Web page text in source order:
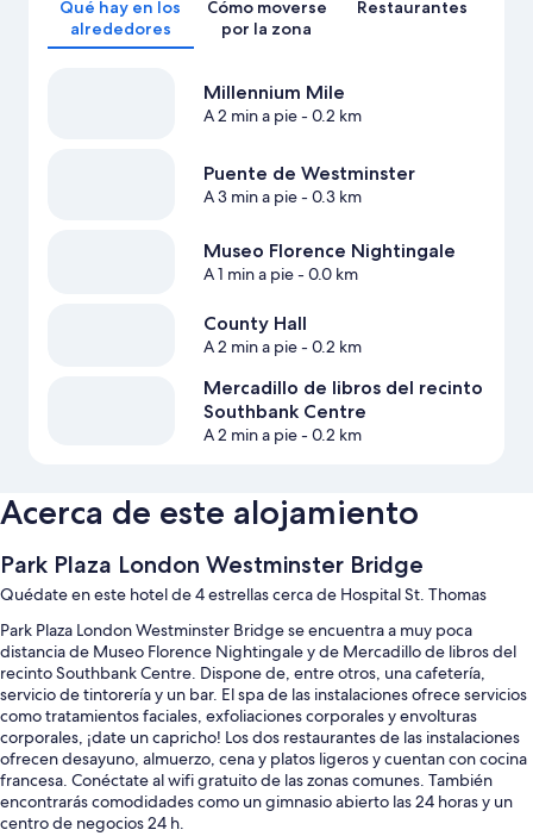
Qué hay en los
alrededores
Cómo moverse
por la zona
Restaurantes
Millennium Mile
A 2 min a pie- 0.2 km
Puente de Westminster
A 3 min a pie- 0.3 km
Museo Florence Nightingale
A 1 min a pie- 0.0 km
County Hall
A 2 min a pie- 0.2 km
Mercadillo de libros del recinto
Southbank Centre
A 2 min a pie- 0.2 km
Acerca de este alojamiento
Park Plaza London Westminster Bridge
Quédate en este hotel de 4 estrellas cerca de Hospital St. Thomas
Park Plaza London Westminster Bridge se encuentra a muy poca
distancia de Museo Florence Nightingale y de Mercadillo de libros del
recinto Southbank Centre. Dispone de, entre otros, una cafetería,
servicio de tintorería y un bar. El spa de las instalaciones ofrece servicios
como tratamientos faciales, exfoliaciones corporales y envolturas
corporales, ¡date un capricho! Los dos restaurantes de las instalaciones
ofrecen desayuno, almuerzo, cena y platos ligeros y cuentan con cocina
francesa. Conéctate al wifi gratuito de las zonas comunes. También
encontrarás comodidades como un gimnasio abierto las 24 horas y un
centro de negocios 24 h.